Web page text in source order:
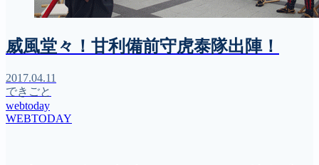
威風堂々！甘利備前守虎泰隊出陣！
2017.04.11
できごと
webtoday
WEBTODAY